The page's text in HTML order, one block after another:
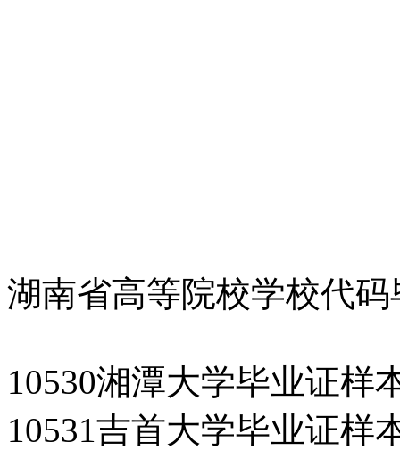
湖南省高等院校学校代
10530湘潭大学毕业证样
10531吉首大学毕业证样